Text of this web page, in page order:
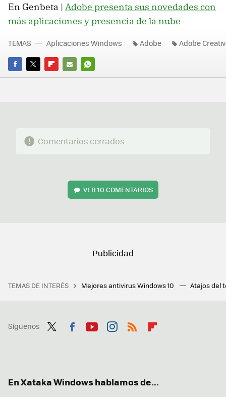
En Genbeta | Adobe presenta sus novedades con
más aplicaciones y presencia de la nube
FACEBOOK
TWITTERFLIPBOARD
E-
WHATSAPP
TEMAS Aplicaciones Windows Adobe Adobe
Comentarios cerrados
VER10 COMENTARIOS
TEMAS DE INTERÉS Mejores antivirus Windows 10 Atajos del
Síguenos
En Xataka Windows hablamos de...